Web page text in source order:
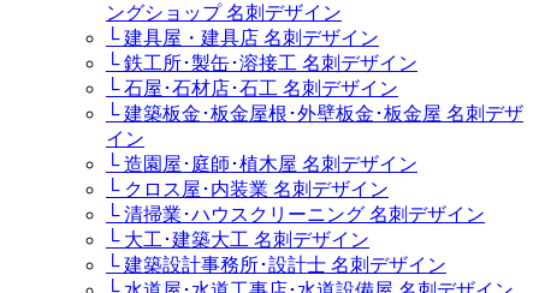
ングショップ 名刺デザイン
└ 建具屋・建具店 名刺デザイン
└ 鉄工所･製缶･溶接工 名刺デザイン
└ 石屋･石材店･石工 名刺デザイン
└ 建築板金･板金屋根･外壁板金･板金屋 名刺デザ
イン
└ 造園屋･庭師･植木屋 名刺デザイン
└ クロス屋･内装業 名刺デザイン
└ 清掃業･ハウスクリーニング 名刺デザイン
└ 大工･建築大工 名刺デザイン
└ 建築設計事務所･設計士 名刺デザイン